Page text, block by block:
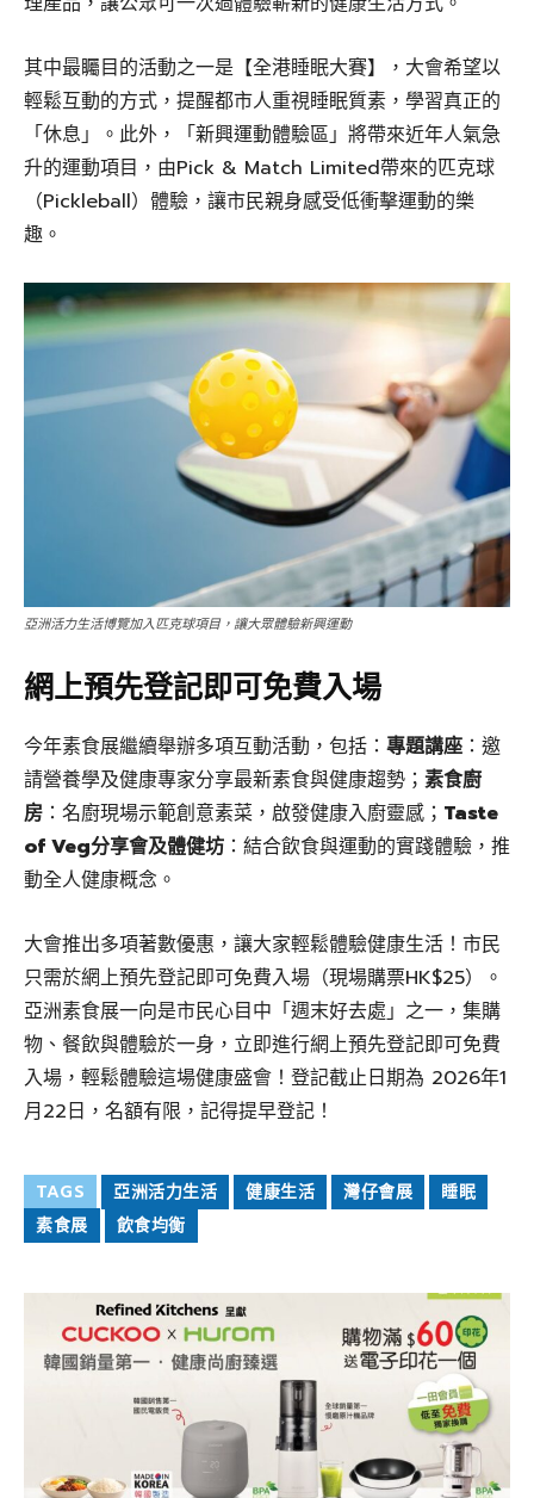
其中最矚目的活動之一是【全港睡眠大賽】，大會希望以
輕鬆互動的方式，提醒都市人重視睡眠質素，學習真正的
「休息」。此外，「新興運動體驗區」將帶來近年人氣急
升的運動項目，由Pick & Match Limited帶來的匹克球
（Pickleball）體驗，讓市民親身感受低衝擊運動的樂
趣。
亞洲活力生活博覽加入匹克球項目，讓大眾體驗新興運動
網上預先登記即可免費入場
今年素食展繼續舉辦多項互動活動，包括： 專題講座 ：邀
請營養學及健康專家分享最新素食與健康趨勢； 素食廚
房 ：名廚現場示範創意素菜，啟發健康入廚靈感； Taste
of Veg分享會及體健坊 ：結合飲食與運動的實踐體驗，推
動全人健康概念。
大會推出多項著數優惠，讓大家輕鬆體驗健康生活！市民
只需於網上預先登記即可免費入場（現場購票HK$25）。
亞洲素食展一向是市民心目中「週末好去處」之一，集購
物、餐飲與體驗於一身，立即進行網上預先登記即可免費
入場，輕鬆體驗這場健康盛會！登記截止日期為 2026年1
月22日，名額有限，記得提早登記！
TAGS 亞洲活力生活 健康生活 灣仔會展
睡眠
素食展
飲食均衡